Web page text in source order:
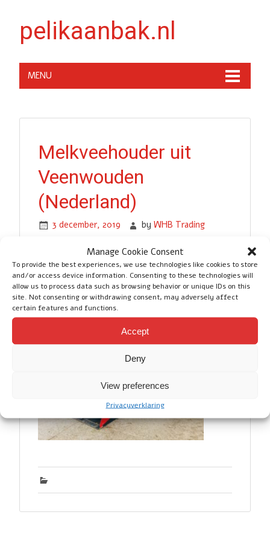
Manage Cookie Consent
To provide the best experiences, we use technologies like cookies to store
and/or access device information. Consenting to these technologies will
allow us to process data such as browsing behavior or unique IDs on this
site. Not consenting or withdrawing consent, may adversely affect
certain features and functions.
Accept
Deny
View preferences
Privacyverklaring
pelikaanbak.nl
MENU
Melkveehouder uit
Veenwouden
(Nederland)
3 december, 2019 byWHB Trading
Mijn oude pelikaanbak was aan vervanging
toe. Pelikaanbak.nl heeft mij snel een
goede en degelijke pelikaanbak geleverd
van 2 meter breed.